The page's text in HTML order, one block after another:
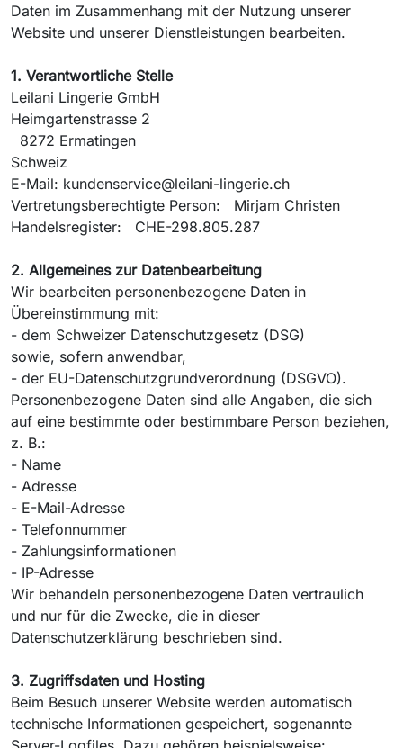
Daten im Zusammenhang mit der Nutzung unserer
Website und unserer Dienstleistungen bearbeiten.
1. Verantwortliche Stelle
Leilani Lingerie GmbH
Heimgartenstrasse 2
8272 Ermatingen
Schweiz
E-Mail: kundenservice@leilani-lingerie.ch
Vertretungsberechtigte Person: Mirjam Christen
Handelsregister: CHE-298.805.287
2. Allgemeines zur Datenbearbeitung
Wir bearbeiten personenbezogene Daten in
Übereinstimmung mit:
- dem Schweizer Datenschutzgesetz (DSG)
sowie, sofern anwendbar,
- der EU-Datenschutzgrundverordnung (DSGVO).
Personenbezogene Daten sind alle Angaben, die sich
auf eine bestimmte oder bestimmbare Person beziehen,
z. B.:
- Name
- Adresse
- E-Mail-Adresse
- Telefonnummer
- Zahlungsinformationen
- IP-Adresse
Wir behandeln personenbezogene Daten vertraulich
und nur für die Zwecke, die in dieser
Datenschutzerklärung beschrieben sind.
3. Zugriffsdaten und Hosting
Beim Besuch unserer Website werden automatisch
technische Informationen gespeichert, sogenannte